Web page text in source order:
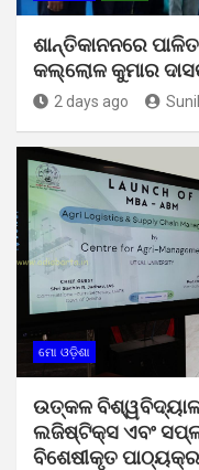
ଶାନ୍ତିକାନନରେ
କଲ୍ଲୋଳ କୁମାର
2 days ago
ମୋ ଓଡ଼ିଶା
ଉତ୍କଳ
ଲଜିଷ୍ଟିକ୍ସ ଏବଂ
ବିଶେଷୀକୃତ